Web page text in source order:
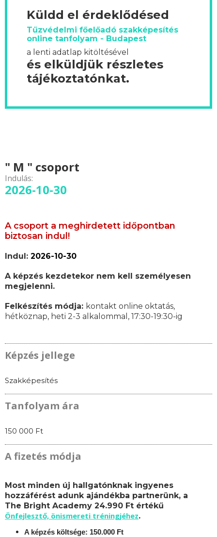
Küldd el érdeklődésed
Tűzvédelmi főelőadó szakképesítés
online tanfolyam - Budapest
a lenti adatlap kitöltésével
és elküldjük részletes
tájékoztatónkat.
" M " csoport
Indulás:
2026-10-30
A csoport a meghirdetett időpontban
biztosan indul!
Indul: 2026-10-30
A képzés kezdetekor nem kell személyesen
megjelenni.
Felkészítés módja: kontakt online oktatás,
hétköznap, heti 2-3 alkalommal, 17:30-19:30-ig
Képzés jellege
Szakképesítés
Tanfolyam ára
150 000 Ft
A fizetés módja
Most minden új hallgatónknak ingyenes
hozzáférést adunk ajándékba partnerünk, a
The Bright Academy 24.990 Ft értékű
Önfejlesztő, önismereti tréningjéhez.
A képzés költsége: 150.000 Ft